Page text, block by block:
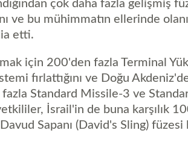
çok daha fazla gelişmiş
ve bu mühimmatın ellerinde
etti.
için 200'den fazla Terminal
fırlattığını ve Doğu
fazla Standard Missile-3 ve
İsrail'in de buna karşılık
Sapanı (David's Sling) füzesi